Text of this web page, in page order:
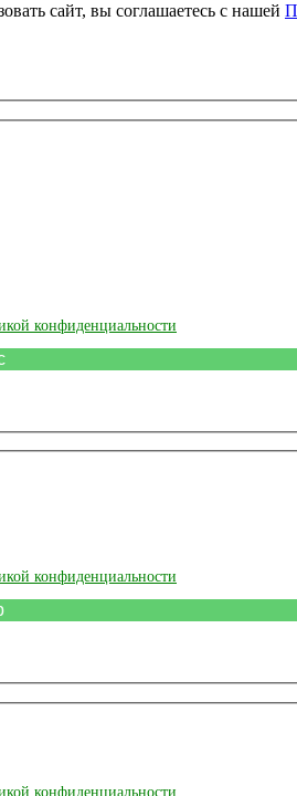
сайт, вы соглашаетесь с нашей
конфиденциальности
конфиденциальности
конфиденциальности